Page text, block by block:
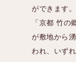
ができます。
「京都 竹の
が敷地から
われ、いず